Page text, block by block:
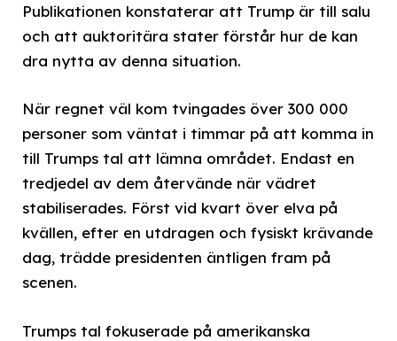
Publikationen konstaterar att Trump är till salu
och att auktoritära stater förstår hur de kan
dra nytta av denna situation.
När regnet väl kom tvingades över 300 000
personer som väntat i timmar på att komma in
till Trumps tal att lämna området. Endast en
tredjedel av dem återvände när vädret
stabiliserades. Först vid kvart över elva på
kvällen, efter en utdragen och fysiskt krävande
dag, trädde presidenten äntligen fram på
scenen.
Trumps tal fokuserade på amerikanska